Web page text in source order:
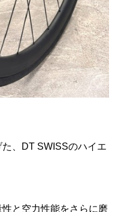
、DT SWISSのハイエ
と空力性能をさらに磨